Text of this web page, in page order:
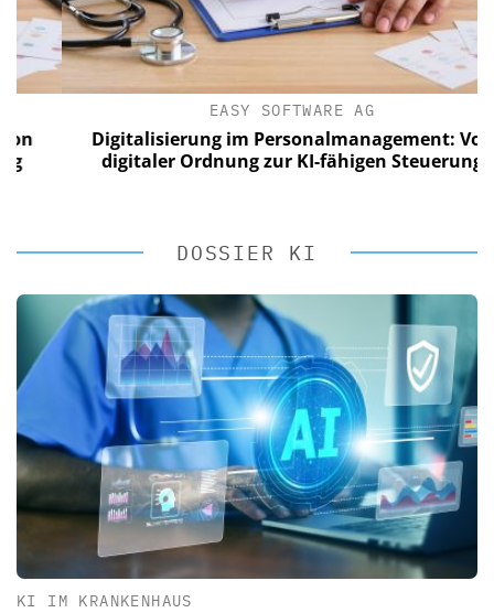
EASY SOFTWARE AG
Digitalisierung im Personalmanagement: Von
digitaler Ordnung zur KI-fähigen Steuerung
DOSSIER KI
KI IM KRANKENHAUS